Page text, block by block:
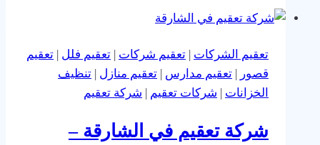
تعقيم الشركات | تعقيم شركات | تعقيم فلل | تعقيم
قصور | تعقيم مدارس | تعقيم منازل | تنظيف
الخزانات | شركات تعقيم | شركة تعقيم
شركة تعقيم في الشارقة –